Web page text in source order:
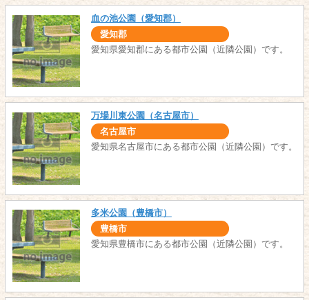
血の池公園（愛知郡）
愛知郡
愛知県愛知郡にある都市公園（近隣公園）です。
万場川東公園（名古屋市）
名古屋市
愛知県名古屋市にある都市公園（近隣公園）です。
多米公園（豊橋市）
豊橋市
愛知県豊橋市にある都市公園（近隣公園）です。